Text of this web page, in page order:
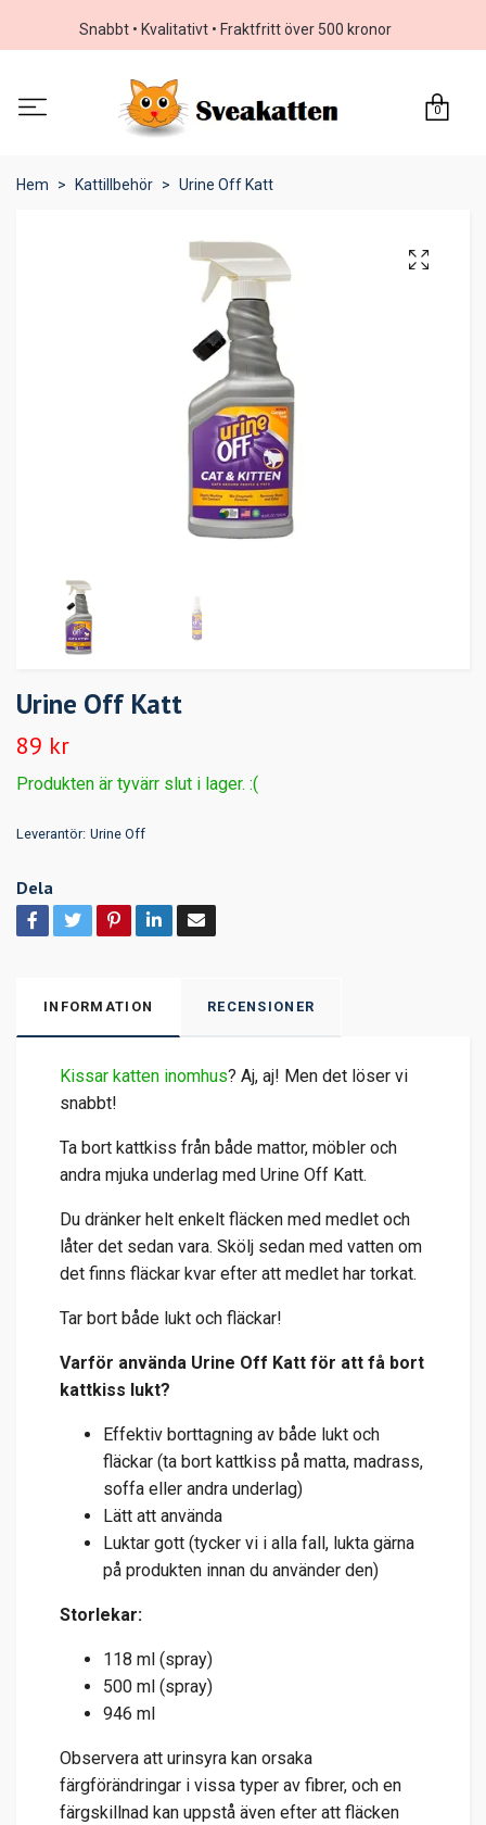
Snabbt • Kvalitativt • Fraktfritt över 500 kronor
0
Hem Kattillbehör Urine Off Katt
Urine Off Katt
89 kr
Produkten är tyvärr slut i lager. :(
Leverantör: Urine Off
Dela
INFORMATION RECENSIONER
Kissar katten inomhus? Aj, aj! Men det löser vi
snabbt!
Ta bort kattkiss från både mattor, möbler och
andra mjuka underlag med Urine Off Katt.
Du dränker helt enkelt fläcken med medlet och
låter det sedan vara. Skölj sedan med vatten om
det finns fläckar kvar efter att medlet har torkat.
Tar bort både lukt och fläckar!
Varför använda Urine Off Katt för att få bort
kattkiss lukt?
Effektiv borttagning av både lukt och
fläckar (ta bort kattkiss på matta, madrass,
soffa eller andra underlag)
Lätt att använda
Luktar gott (tycker vi i alla fall, lukta gärna
på produkten innan du använder den)
Storlekar:
118 ml (spray)
500 ml (spray)
946 ml
Observera att urinsyra kan orsaka
färgförändringar i vissa typer av fibrer, och en
färgskillnad kan uppstå även efter att fläcken